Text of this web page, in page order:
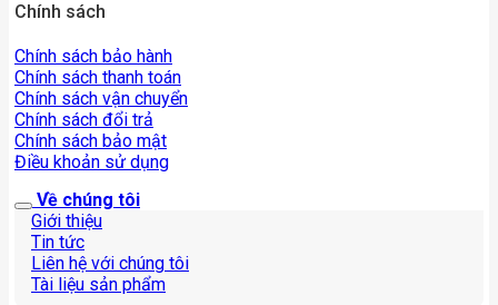
Chính sách
Chính sách bảo hành
Chính sách thanh toán
Chính sách vận chuyển
Chính sách đổi trả
Chính sách bảo mật
Điều khoản sử dụng
Về chúng tôi
Giới thiệu
Tin tức
Liên hệ với chúng tôi
Tài liệu sản phẩm